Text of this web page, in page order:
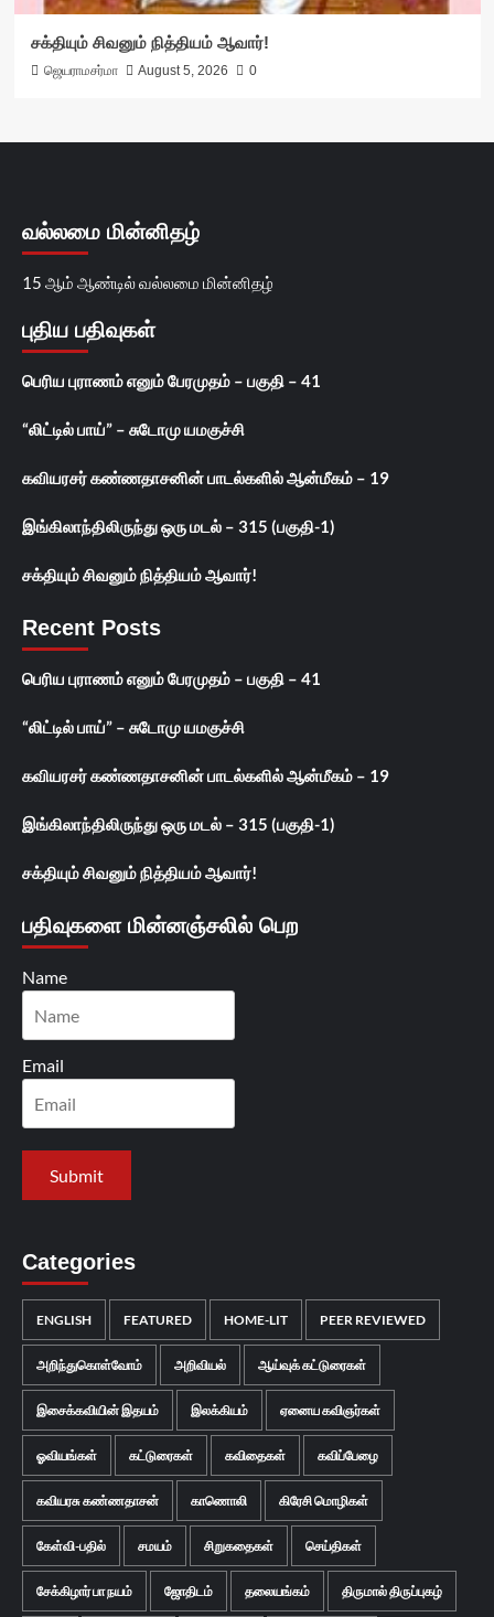
சக்தியும் சிவனும் நித்தியம் ஆவார்!
ஜெயராமசர்மா August 5, 2026 0
வல்லமை மின்னிதழ்
15 ஆம் ஆண்டில் வல்லமை மின்னிதழ்
புதிய பதிவுகள்
பெரிய புராணம் எனும் பேரமுதம் – பகுதி – 41
“லிட்டில் பாய்” – சுடோமு யமகுச்சி
கவியரசர் கண்ணதாசனின் பாடல்களில் ஆன்மீகம் – 19
இங்கிலாந்திலிருந்து ஒரு மடல் – 315 (பகுதி-1)
சக்தியும் சிவனும் நித்தியம் ஆவார்!
Recent Posts
பெரிய புராணம் எனும் பேரமுதம் – பகுதி – 41
“லிட்டில் பாய்” – சுடோமு யமகுச்சி
கவியரசர் கண்ணதாசனின் பாடல்களில் ஆன்மீகம் – 19
இங்கிலாந்திலிருந்து ஒரு மடல் – 315 (பகுதி-1)
சக்தியும் சிவனும் நித்தியம் ஆவார்!
பதிவுகளை மின்னஞ்சலில் பெற
Name
Email
Categories
ENGLISH FEATURED HOME-LIT PEER REVIEWED
அறிந்துகொள்வோம் அறிவியல் ஆய்வுக் கட்டுரைகள்
இசைக்கவியின் இதயம் இலக்கியம் ஏனைய கவிஞர்கள்
ஓவியங்கள் கட்டுரைகள் கவிதைகள் கவிப்பேழை
கவியரசு கண்ணதாசன் காணொலி கிரேசி மொழிகள்
கேள்வி-பதில் சமயம் சிறுகதைகள் செய்திகள்
சேக்கிழார் பா நயம் ஜோதிடம் தலையங்கம் திருமால் திருப்புகழ்